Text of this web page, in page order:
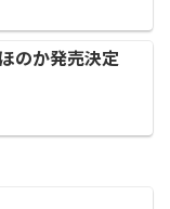
のか発売決定